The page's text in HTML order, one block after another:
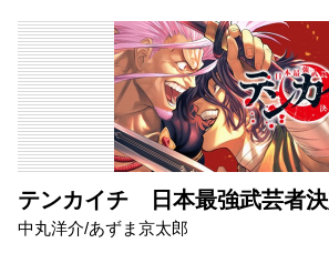
テンカイチ 日本最強武芸者
中丸洋介/あずま京太郎